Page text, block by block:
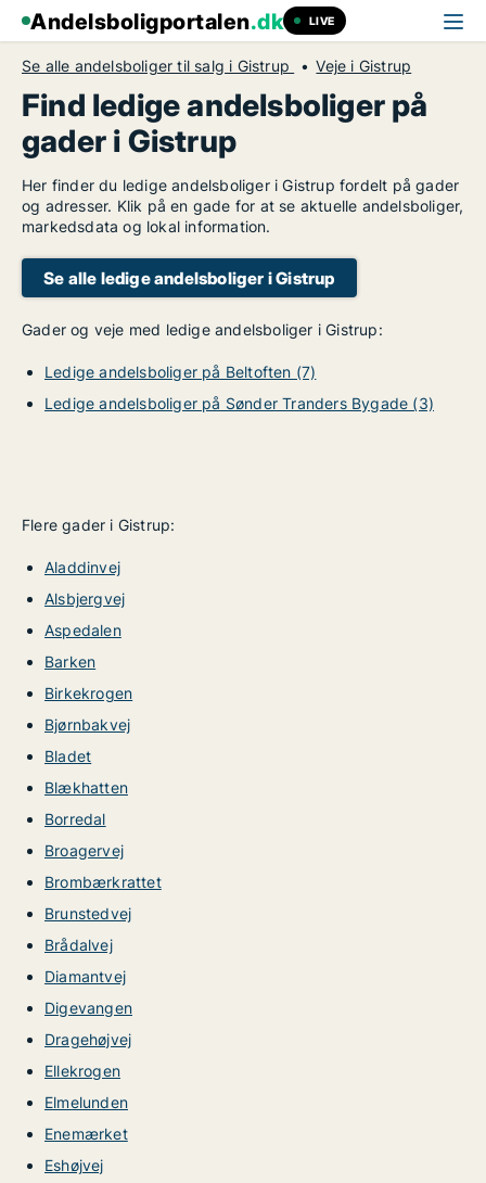
Andelsboligportalen.dk LIVE
Se alle andelsboliger til salg i Gistrup Veje i Gistrup
Find ledige andelsboliger på
gader i Gistrup
Her finder du ledige andelsboliger i Gistrup fordelt på gader
og adresser. Klik på en gade for at se aktuelle andelsboliger,
markedsdata og lokal information.
Se alle ledige andelsboliger i Gistrup
Gader og veje med ledige andelsboliger i Gistrup:
Ledige andelsboliger på Beltoften (7)
Ledige andelsboliger på Sønder Tranders Bygade (3)
Flere gader i Gistrup:
Aladdinvej
Alsbjergvej
Aspedalen
Barken
Birkekrogen
Bjørnbakvej
Bladet
Blækhatten
Borredal
Broagervej
Brombærkrattet
Brunstedvej
Brådalvej
Diamantvej
Digevangen
Dragehøjvej
Ellekrogen
Elmelunden
Enemærket
Eshøjvej